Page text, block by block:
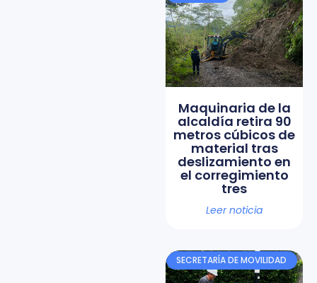
Maquinaria de la
alcaldía retira 90
metros cúbicos de
material tras
deslizamiento en
el corregimiento
tres
Leer noticia
SECRETARÍA DE MOVILIDAD